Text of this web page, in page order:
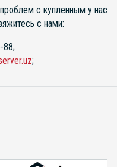
с купленным у нас
с нами:
88;
;